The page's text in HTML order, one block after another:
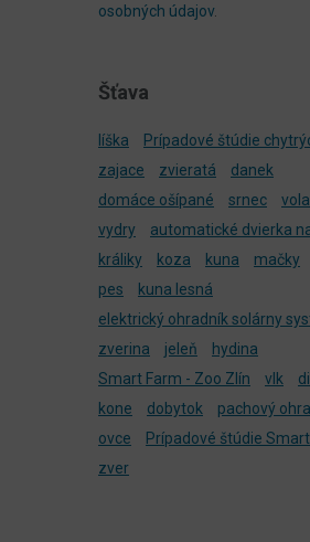
osobných údajov.
Šťava
líška
Prípadové štúdie
zajace
zvieratá
danek
domáce ošípané
srnec
vydry
automatické dvierka
králiky
koza kuna mačky
pes
kuna lesná
elektrický ohradník solárny
zverina
jeleň
hydina
Smart Farm - Zoo Zlín
vlk
kone
dobytok
pachový
ovce
Prípadové štúdie
zver